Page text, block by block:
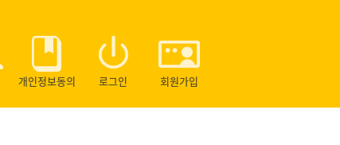
개인정보동의 로그인 회원가입